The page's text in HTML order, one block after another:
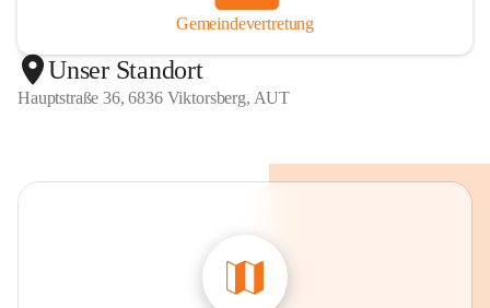
Gemeindevertretung
Unser Standort
Hauptstraße 36, 6836 Viktorsberg, AUT